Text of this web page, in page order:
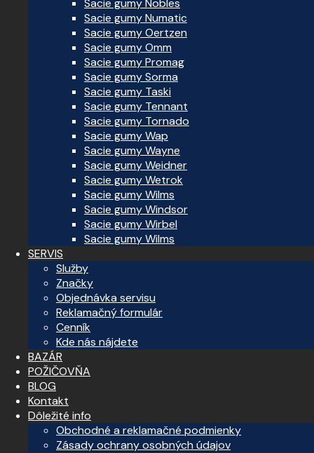
Sacie gumy Nobles
Sacie gumy Numatic
Sacie gumy Oertzen
Sacie gumy Omm
Sacie gumy Promag
Sacie gumy Sorma
Sacie gumy Taski
Sacie gumy Tennant
Sacie gumy Tornado
Sacie gumy Wap
Sacie gumy Wayne
Sacie gumy Weidner
Sacie gumy Wetrok
Sacie gumy Wilms
Sacie gumy Windsor
Sacie gumy Wirbel
Sacie gumy Wilms
SERVIS
Služby
Značky
Objednávka servisu
Reklamačný formulár
Cenník
Kde nás nájdete
BAZÁR
POŽIČOVŇA
BLOG
Kontakt
Dôležité info
Obchodné a reklamačné podmienky
Zásady ochrany osobných údajov